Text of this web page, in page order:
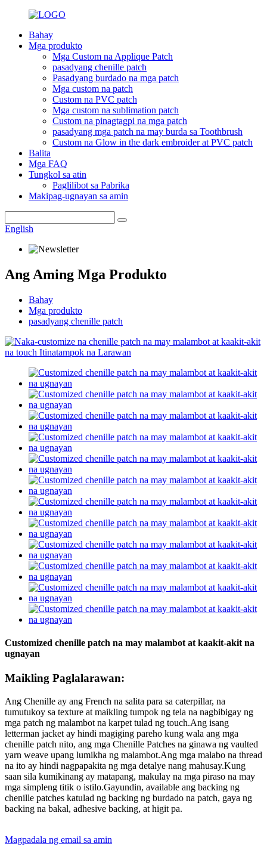
Bahay
Mga produkto
Mga Custom na Applique Patch
pasadyang chenille patch
Pasadyang burdado na mga patch
Mga custom na patch
Custom na PVC patch
Mga custom na sublimation patch
Custom na pinagtagpi na mga patch
pasadyang mga patch na may burda sa Toothbrush
Custom na Glow in the dark embroider at PVC patch
Balita
Mga FAQ
Tungkol sa atin
Paglilibot sa Pabrika
Makipag-ugnayan sa amin
English
Ang Aming Mga Produkto
Bahay
Mga produkto
pasadyang chenille patch
Customized chenille patch na may malambot at kaakit-akit na
ugnayan
Maikling Paglalarawan:
Ang Chenille ay ang French na salita para sa caterpillar, na
tumutukoy sa texture at maikling tumpok ng tela na nagbibigay ng
mga patch ng malambot na karpet tulad ng touch.Ang isang
letterman jacket ay hindi magiging pareho kung wala ang mga
chenille patch nito, ang mga Chenille Patches na ginawa ng vaulted
yarn weave upang lumikha ng malambot.Ang mga malabo na thread
na ito ay hindi nagpapakita ng mga detalye nang mahusay.Kung
saan sila kumikinang ay matapang, makulay na mga piraso na may
mga simpleng titik o istilo.Gayundin, available ang backing ng
chenille patches katulad ng backing ng burdado na patch, gaya ng
backing na bakal, adhesive backing, at higit pa.
Magpadala ng email sa amin